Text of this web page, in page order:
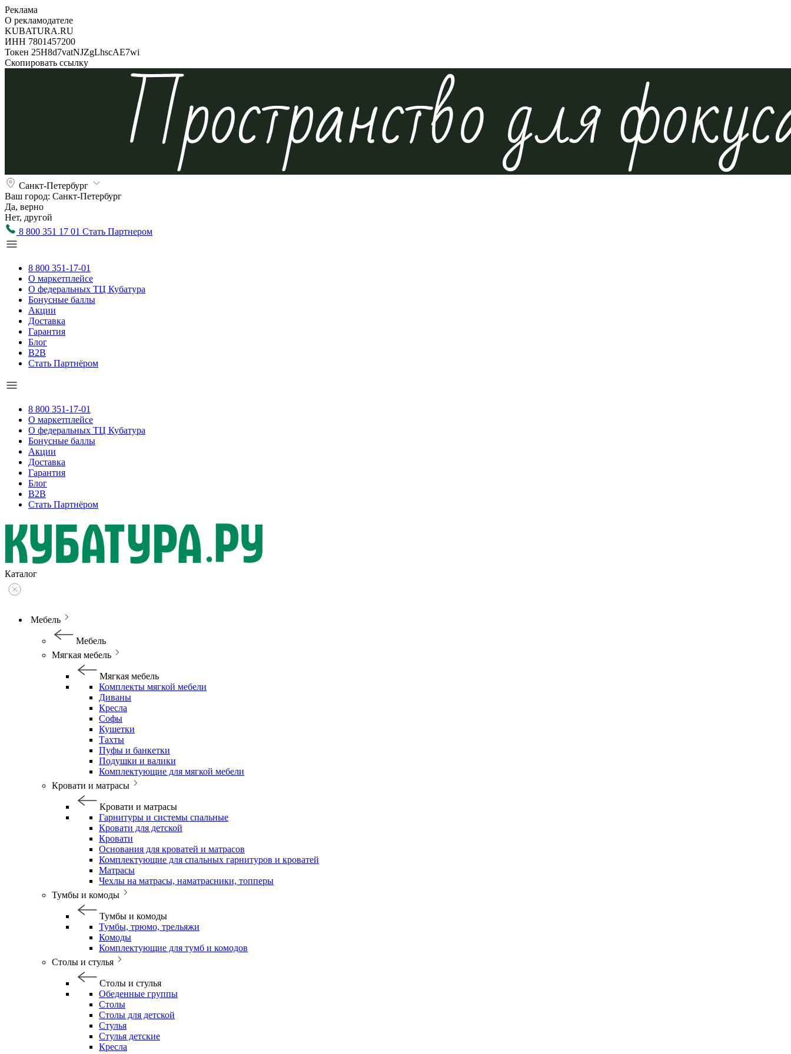
Реклама
О рекламодателе
KUBATURA.RU
ИНН 7801457200
Токен 25H8d7vatNJZgLhscAE7wi
Скопировать ссылку
Санкт-Петербург
Ваш город: Санкт-Петербург
Да, верно
Нет, другой
8 800 351 17 01 Стать Партнером
8 800 351-17-01
О маркетплейсе
О федеральных ТЦ Кубатура
Бонусные баллы
Акции
Доставка
Гарантия
Блог
B2B
Стать Партнёром
8 800 351-17-01
О маркетплейсе
О федеральных ТЦ Кубатура
Бонусные баллы
Акции
Доставка
Гарантия
Блог
B2B
Стать Партнёром
Каталог
Мебель
Мебель
Мягкая мебель
Мягкая мебель
Комплекты мягкой мебели
Диваны
Кресла
Софы
Кушетки
Тахты
Пуфы и банкетки
Подушки и валики
Комплектующие для мягкой мебели
Кровати и матрасы
Кровати и матрасы
Гарнитуры и системы спальные
Кровати для детской
Кровати
Основания для кроватей и матрасов
Комплектующие для спальных гарнитуров и кроватей
Матрасы
Чехлы на матрасы, наматрасники, топперы
Тумбы и комоды
Тумбы и комоды
Тумбы, трюмо, трельяжи
Комоды
Комплектующие для тумб и комодов
Столы и стулья
Столы и стулья
Обеденные группы
Столы
Столы для детской
Стулья
Стулья детские
Кресла